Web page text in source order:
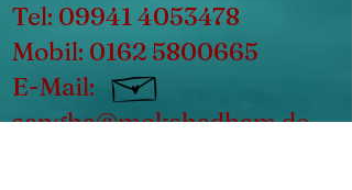
Tel: 09941 4053478
Mobil: 0162 5800665
E-Mail:
sangha@mokshadham.de